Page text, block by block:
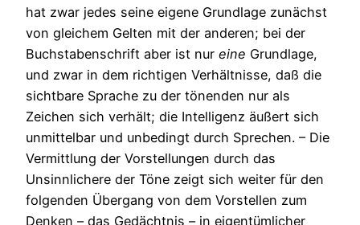
hat zwar jedes seine eigene Grundlage zunächst
von gleichem Gelten mit der anderen; bei der
Buchstabenschrift aber ist nur eine Grundlage,
und zwar in dem richtigen Verhältnisse, daß die
sichtbare Sprache zu der tönenden nur als
Zeichen sich verhält; die Intelligenz äußert sich
unmittelbar und unbedingt durch Sprechen. – Die
Vermittlung der Vorstellungen durch das
Unsinnlichere der Töne zeigt sich weiter für den
folgenden Übergang von dem Vorstellen zum
Denken – das Gedächtnis – in eigentümlicher